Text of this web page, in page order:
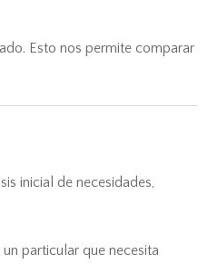
Esto nos permite comparar
inicial de necesidades,
particular que necesita